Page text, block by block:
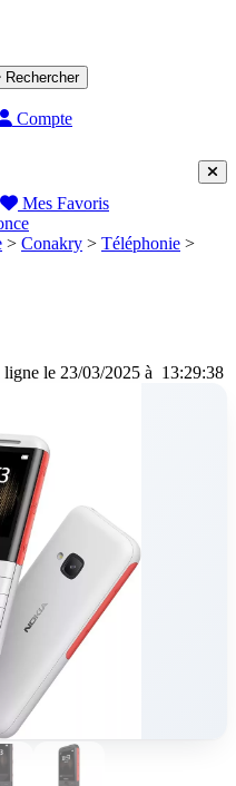
Rechercher
Compte
Mes Favoris
> Conakry > Téléphonie >
ligne le 23/03/2025 à 13:29:38